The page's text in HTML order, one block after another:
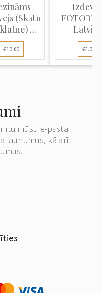
(Skatu
€10.00
spie...
€3.00
mūsu e-pasta
jaunumus, kā arī